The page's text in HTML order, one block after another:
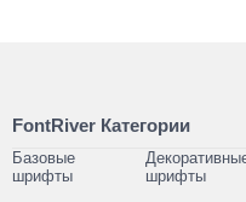
FontRiver Категории
Базовые
шрифты
шрифты